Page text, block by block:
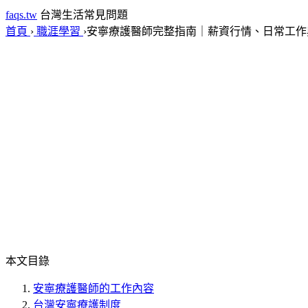
faqs.tw 台灣生活常見問題
首頁 › 職涯學習 ›安寧療護醫師完整指南｜薪資行情、日常工
本文目錄
安寧療護醫師的工作內容
台灣安寧療護制度